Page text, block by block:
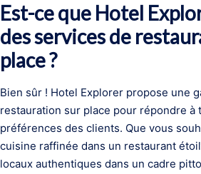
Est-ce que Hotel
des services de
place ?
Bien sûr ! Hotel Explorer propose une
restauration sur place pour répondre à
préférences des clients. Que vous
cuisine raffinée dans un restaurant
locaux authentiques dans un cadre